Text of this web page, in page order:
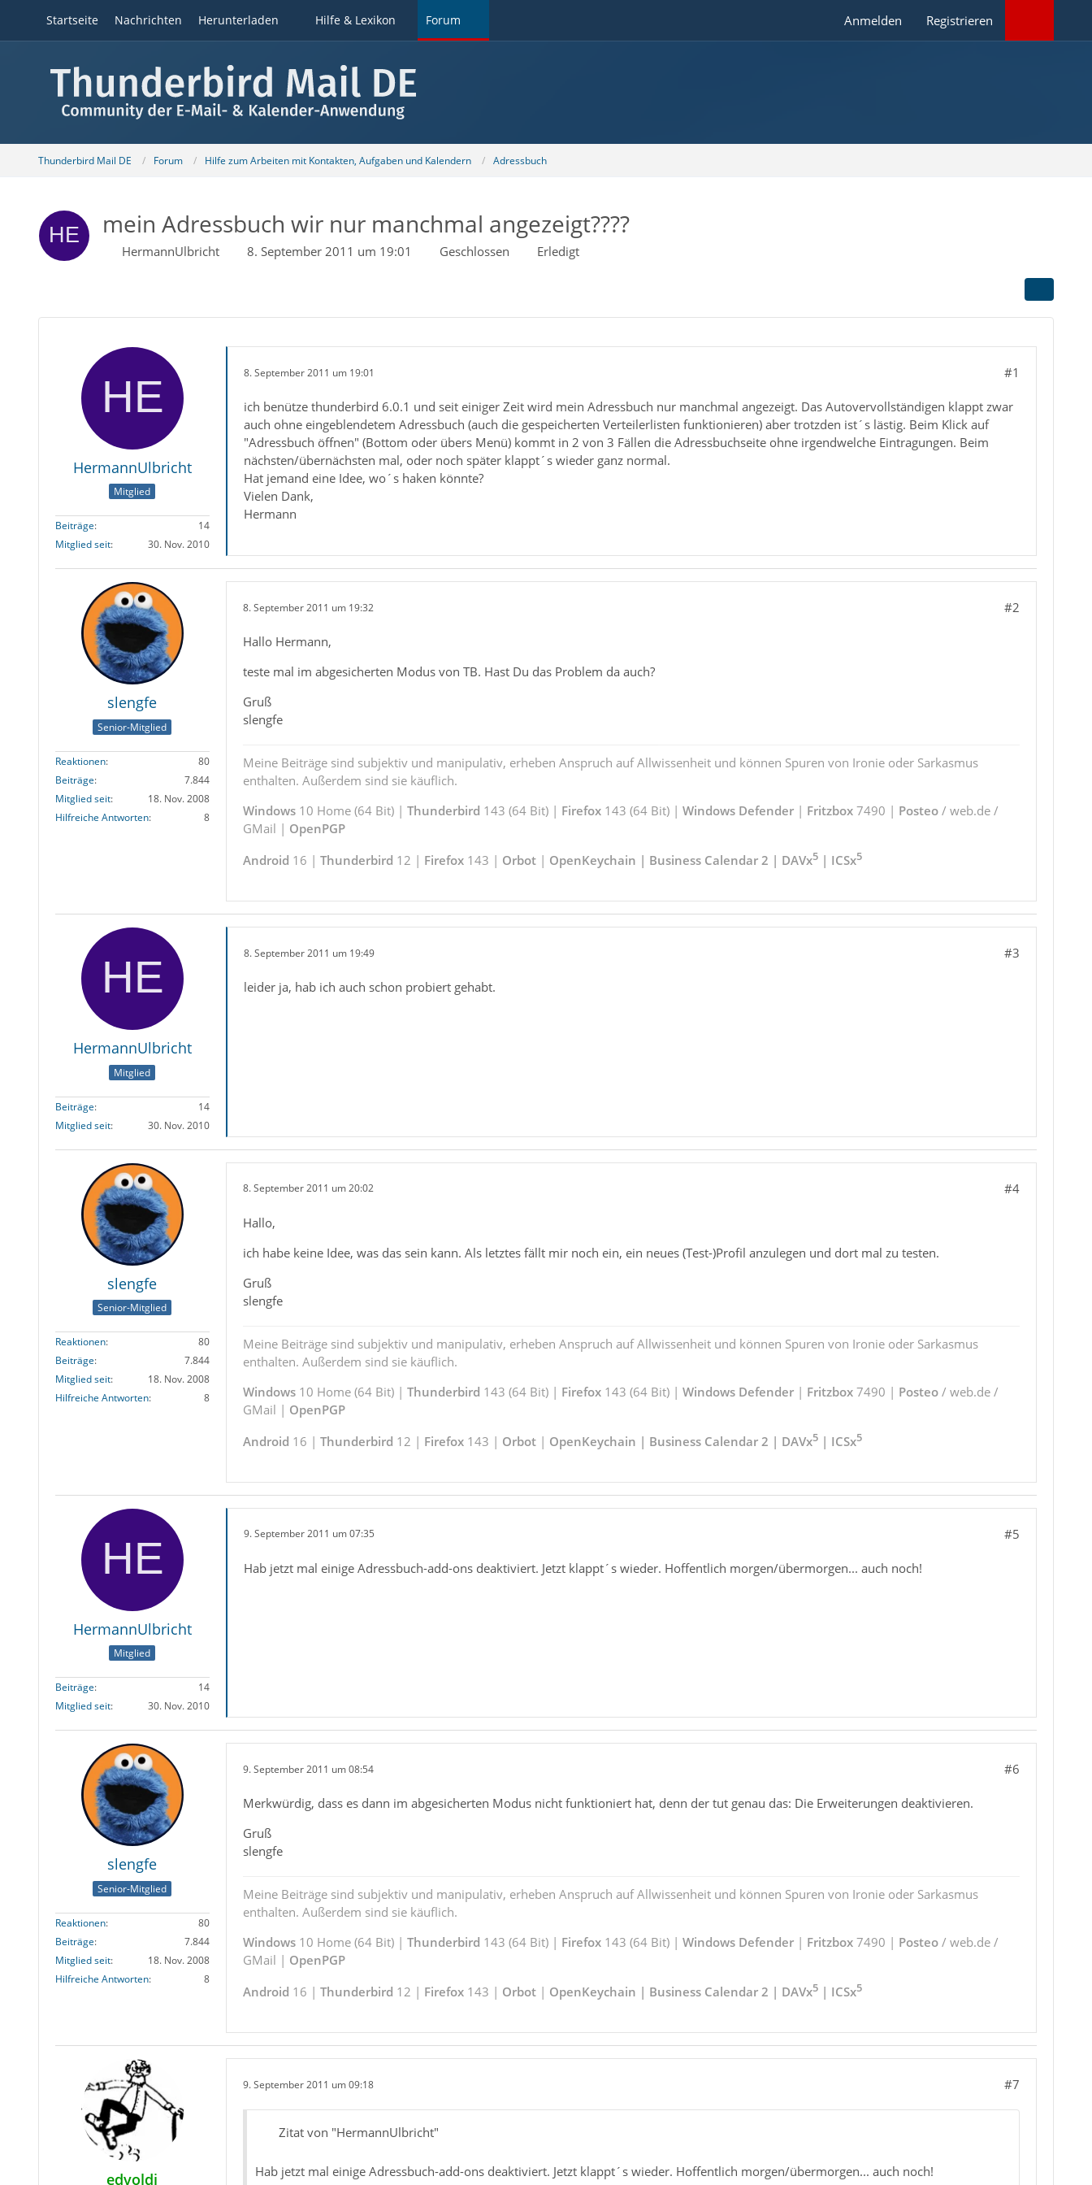
Startseite Nachrichten Herunterladen Hilfe & Lexikon Forum Anmelden Registrieren
Thunderbird Mail DE Forum Hilfe zum Arbeiten mit Kontakten, Aufgaben und Kalendern Adressbuch
mein Adressbuch wir nur manchmal angezeigt????
HermannUlbricht 8. September 2011 um 19:01 Geschlossen Erledigt
HermannUlbricht
Mitglied
Beiträge
14
Mitglied seit
30. Nov. 2010
8. September 2011 um 19:01 #1
ich benütze thunderbird 6.0.1 und seit einiger Zeit wird mein Adressbuch nur manchmal angezeigt. Das Autovervollständigen klappt zwar
auch ohne eingeblendetem Adressbuch (auch die gespeicherten Verteilerlisten funktionieren) aber trotzden ist´s lästig. Beim Klick auf
"Adressbuch öffnen" (Bottom oder übers Menü) kommt in 2 von 3 Fällen die Adressbuchseite ohne irgendwelche Eintragungen. Beim
nächsten/übernächsten mal, oder noch später klappt´s wieder ganz normal.
Hat jemand eine Idee, wo´s haken könnte?
Vielen Dank,
Hermann
slengfe
Senior-Mitglied
Reaktionen
80
Beiträge
7.844
Mitglied seit
18. Nov. 2008
Hilfreiche Antworten
8
8. September 2011 um 19:32 #2
Hallo Hermann,
teste mal im abgesicherten Modus von TB. Hast Du das Problem da auch?
Gruß
slengfe
Meine Beiträge sind subjektiv und manipulativ, erheben Anspruch auf Allwissenheit und können Spuren von Ironie oder Sarkasmus
enthalten. Außerdem sind sie käuflich.
Windows10 Home (64 Bit) | Thunderbird 143 (64 Bit) | Firefox143 (64 Bit) | Windows Defender| Fritzbox7490 | Posteo/ web.de /
GMail | OpenPGP
Android 16 | Thunderbird 12 | Firefox143 | Orbot| OpenKeychain | Business Calendar 2 | DAVx5| ICSx5
HermannUlbricht
Mitglied
Beiträge
14
Mitglied seit
30. Nov. 2010
8. September 2011 um 19:49 #3
leider ja, hab ich auch schon probiert gehabt.
slengfe
Senior-Mitglied
Reaktionen
80
Beiträge
7.844
Mitglied seit
18. Nov. 2008
Hilfreiche Antworten
8
8. September 2011 um 20:02 #4
Hallo,
ich habe keine Idee, was das sein kann. Als letztes fällt mir noch ein, ein neues (Test-)Profil anzulegen und dort mal zu testen.
Gruß
slengfe
Meine Beiträge sind subjektiv und manipulativ, erheben Anspruch auf Allwissenheit und können Spuren von Ironie oder Sarkasmus
enthalten. Außerdem sind sie käuflich.
Windows10 Home (64 Bit) | Thunderbird 143 (64 Bit) | Firefox143 (64 Bit) | Windows Defender| Fritzbox7490 | Posteo/ web.de /
GMail | OpenPGP
Android 16 | Thunderbird 12 | Firefox143 | Orbot| OpenKeychain | Business Calendar 2 | DAVx5| ICSx5
HermannUlbricht
Mitglied
Beiträge
14
Mitglied seit
30. Nov. 2010
9. September 2011 um 07:35 #5
Hab jetzt mal einige Adressbuch-add-ons deaktiviert. Jetzt klappt´s wieder. Hoffentlich morgen/übermorgen... auch noch!
slengfe
Senior-Mitglied
Reaktionen
80
Beiträge
7.844
Mitglied seit
18. Nov. 2008
Hilfreiche Antworten
8
9. September 2011 um 08:54 #6
Merkwürdig, dass es dann im abgesicherten Modus nicht funktioniert hat, denn der tut genau das: Die Erweiterungen deaktivieren.
Gruß
slengfe
Meine Beiträge sind subjektiv und manipulativ, erheben Anspruch auf Allwissenheit und können Spuren von Ironie oder Sarkasmus
enthalten. Außerdem sind sie käuflich.
Windows10 Home (64 Bit) | Thunderbird 143 (64 Bit) | Firefox143 (64 Bit) | Windows Defender| Fritzbox7490 | Posteo/ web.de /
GMail | OpenPGP
Android 16 | Thunderbird 12 | Firefox143 | Orbot| OpenKeychain | Business Calendar 2 | DAVx5| ICSx5
edvoldi
9. September 2011 um 09:18 #7
Zitat von "HermannUlbricht"
Hab jetzt mal einige Adressbuch-add-ons deaktiviert. Jetzt klappt´s wieder. Hoffentlich morgen/übermorgen... auch noch!